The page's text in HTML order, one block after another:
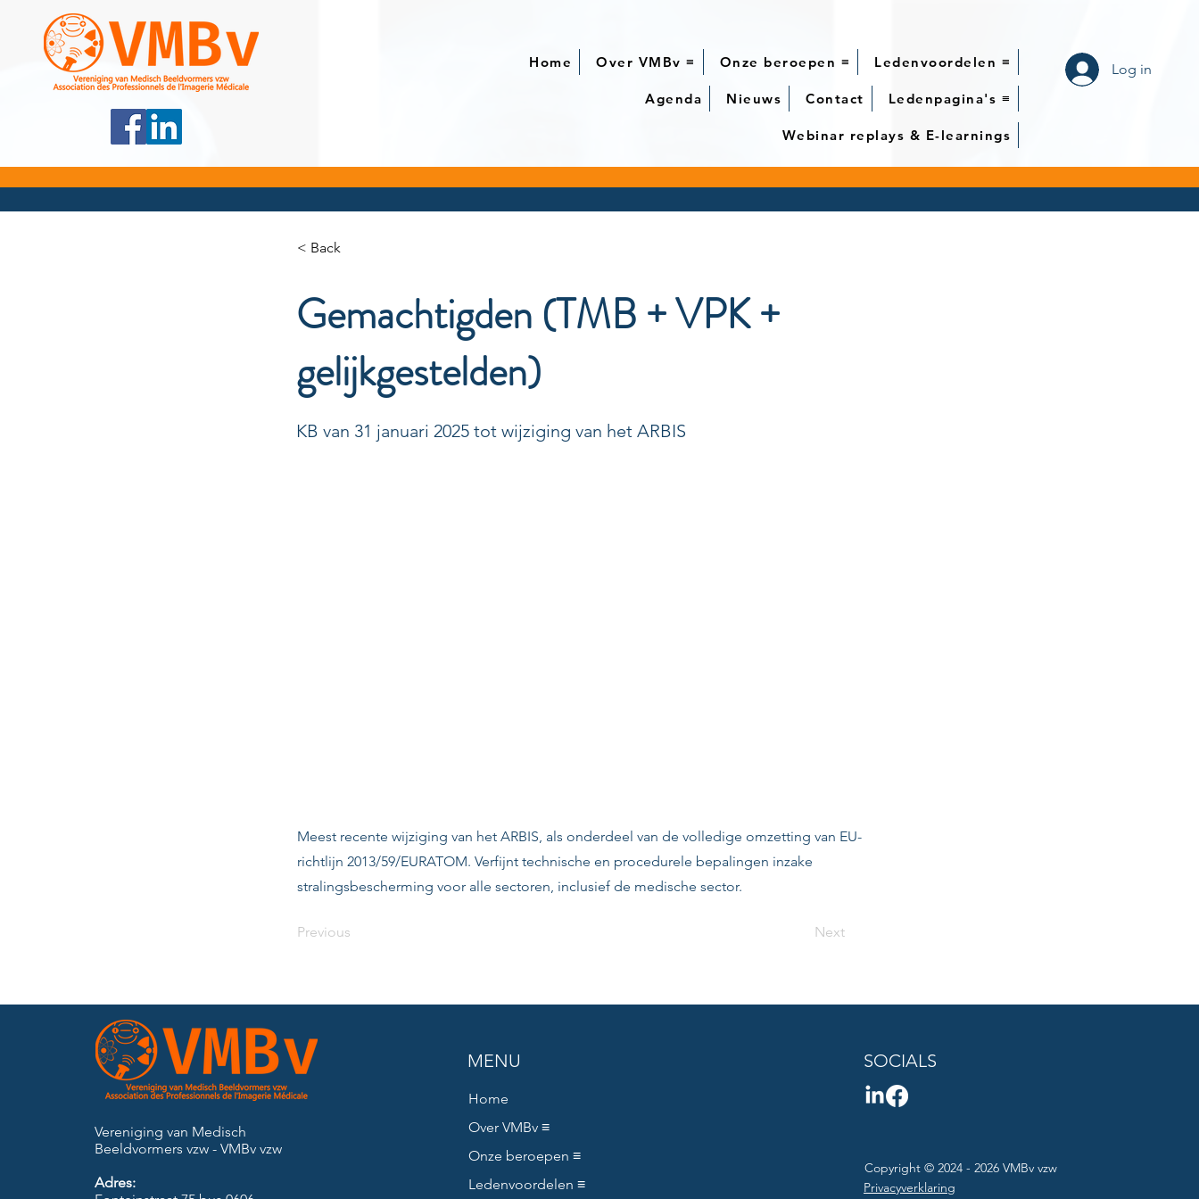
Home Over VMBv ≡ Onze beroepen ≡ Ledenvoordelen ≡
Agenda Nieuws Contact Ledenpagina's ≡
Webinar replays & E-learnings
Log in
< Back
Gemachtigden (TMB + VPK +
gelijkgestelden)
KB van 31 januari 2025 tot wijziging van het ARBIS
Meest recente wijziging van het ARBIS, als onderdeel van de volledige omzetting van EU-
richtlijn 2013/59/EURATOM. Verfijnt technische en procedurele bepalingen inzake
stralingsbescherming voor alle sectoren, inclusief de medische sector.
Previous Next
Vereniging van Medisch
Beeldvormers vzw - VMBv vzw
Adres:
MENU
Home
Over VMBv ≡
Onze beroepen ≡
Ledenvoordelen ≡
SOCIALS
Copyright © 2024 - 2026 VMBv vzw
Privacyverklaring